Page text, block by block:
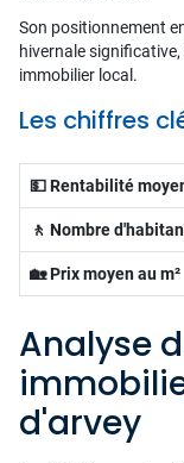
Son positionnement
hivernale
immobilier local.
Les chiffres
💵 Rentabilité
🚶 Nombre
🏡 Prix moyen au m²
Analyse
d'arvey